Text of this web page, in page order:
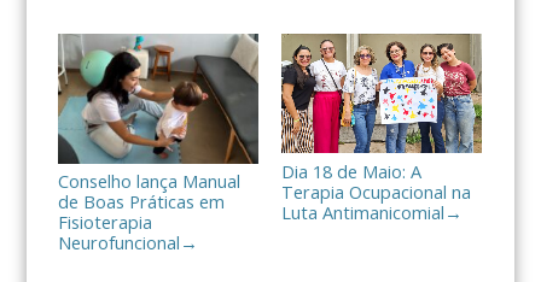
Conselho lança Manual
de Boas Práticas em
Fisioterapia
Neurofuncional →
Dia 18 de Maio: A
Terapia Ocupacional na
Luta Antimanicomial →